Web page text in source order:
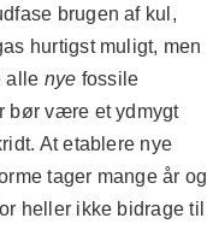
brugen af kul,
hurtigst muligt, men
alle nye fossile
bør være et ydmygt
At etablere nye
tager mange år og
heller ikke bidrage til